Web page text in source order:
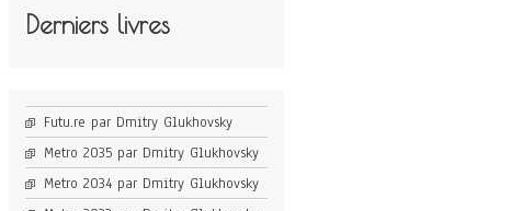
Derniers livres
Futu.re par Dmitry Glukhovsky
Metro 2035 par Dmitry Glukhovsky
Metro 2034 par Dmitry Glukhovsky